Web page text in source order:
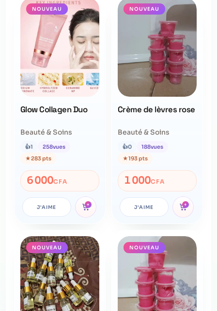
NOUVEAU
Glow Collagen Duo
Beauté & Soins
👍1 258vues
★283 pts
6 000CFA
J'AIME +
NOUVEAU
Crème de lèvres rose
Beauté & Soins
👍0 188vues
★193 pts
1 000CFA
J'AIME +
NOUVEAU NOUVEAU